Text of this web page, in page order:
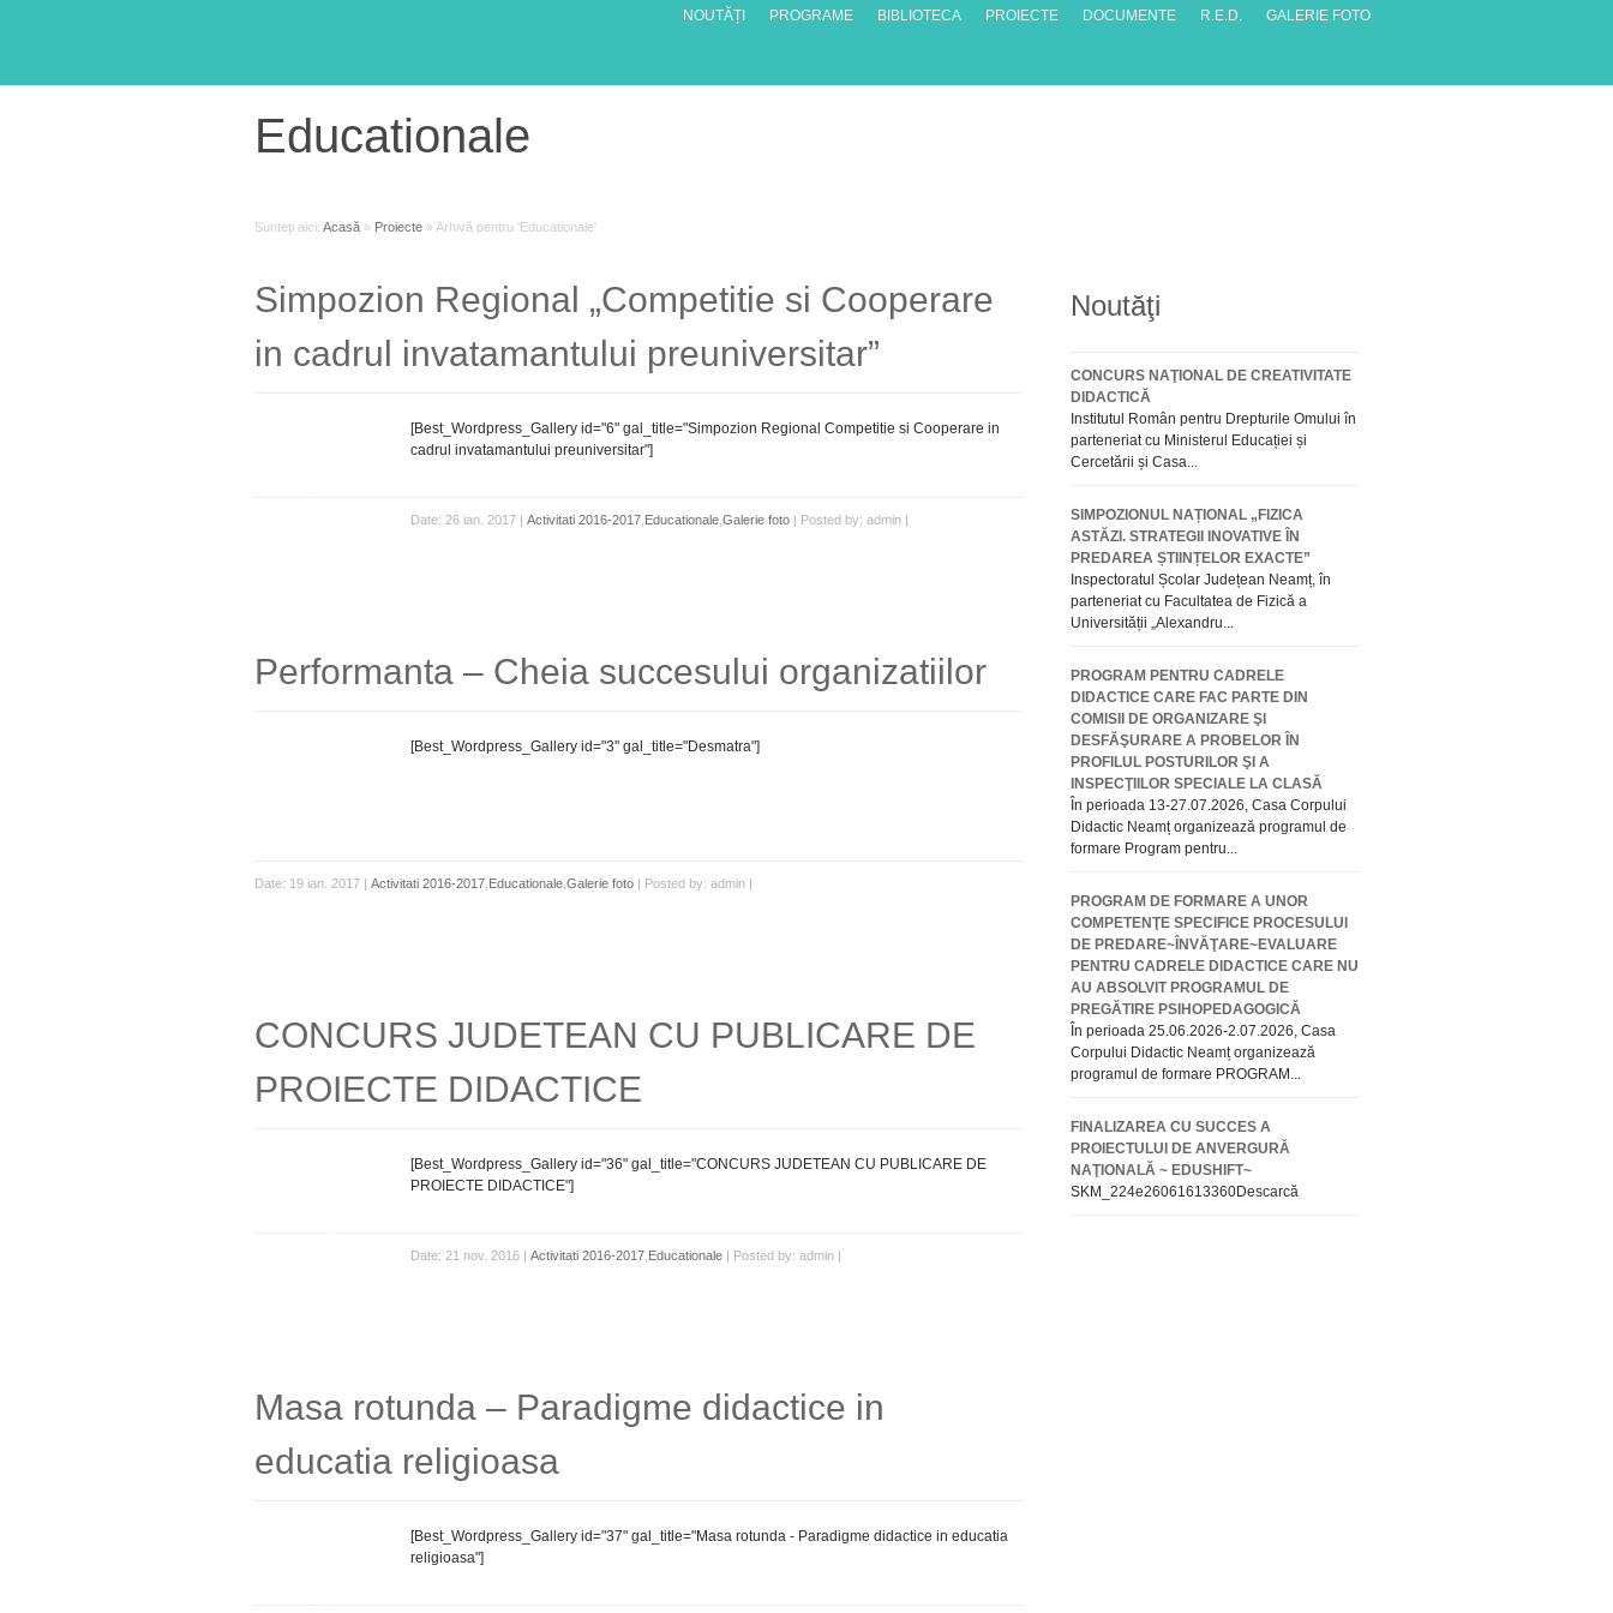
NOUTĂȚI PROGRAME BIBLIOTECA PROIECTE DOCUMENTE R.E.D. GALERIE FOTO
Educationale
Sunteți aici: Acasă » Proiecte » Arhivă pentru 'Educationale'
Simpozion Regional „Competitie si Cooperare
in cadrul invatamantului preuniversitar”
[Best_Wordpress_Gallery id="6" gal_title="Simpozion Regional Competitie si Cooperare in
cadrul invatamantului preuniversitar"]
Date: 26 ian. 2017 | Activitati 2016-2017 Educationale Galerie foto | Posted by: admin |
Performanta – Cheia succesului organizatiilor
[Best_Wordpress_Gallery id="3" gal_title="Desmatra"]
Date: 19 ian. 2017 | Activitati 2016-2017 Educationale Galerie foto | Posted by: admin |
CONCURS JUDETEAN CU PUBLICARE DE
PROIECTE DIDACTICE
[Best_Wordpress_Gallery id="36" gal_title="CONCURS JUDETEAN CU PUBLICARE DE
PROIECTE DIDACTICE"]
Date: 21 nov. 2016 | Activitati 2016-2017 Educationale | Posted by: admin |
Masa rotunda – Paradigme didactice in
educatia religioasa
[Best_Wordpress_Gallery id="37" gal_title="Masa rotunda - Paradigme didactice in educatia
religioasa"]
Noutăţi
CONCURS NAŢIONAL DE CREATIVITATE
DIDACTICĂ
Institutul Român pentru Drepturile Omului în
parteneriat cu Ministerul Educației și
Cercetării și Casa...
SIMPOZIONUL NAȚIONAL „FIZICA
ASTĂZI. STRATEGII INOVATIVE ÎN
PREDAREA ȘTIINȚELOR EXACTE”
Inspectoratul Școlar Județean Neamț, în
parteneriat cu Facultatea de Fizică a
Universității „Alexandru...
PROGRAM PENTRU CADRELE
DIDACTICE CARE FAC PARTE DIN
COMISII DE ORGANIZARE ŞI
DESFĂŞURARE A PROBELOR ÎN
PROFILUL POSTURILOR ŞI A
INSPECŢIILOR SPECIALE LA CLASĂ
În perioada 13-27.07.2026, Casa Corpului
Didactic Neamț organizează programul de
formare Program pentru...
PROGRAM DE FORMARE A UNOR
COMPETENŢE SPECIFICE PROCESULUI
DE PREDARE~ÎNVĂŢARE~EVALUARE
PENTRU CADRELE DIDACTICE CARE NU
AU ABSOLVIT PROGRAMUL DE
PREGĂTIRE PSIHOPEDAGOGICĂ
În perioada 25.06.2026-2.07.2026, Casa
Corpului Didactic Neamț organizează
programul de formare PROGRAM...
FINALIZAREA CU SUCCES A
PROIECTULUI DE ANVERGURĂ
NAŢIONALĂ ~ EDUSHIFT~
SKM_224e26061613360Descarcă